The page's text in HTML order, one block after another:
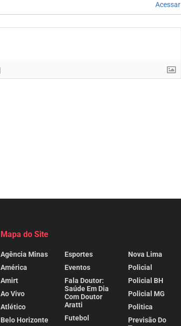
Acessar
Mapa do Site
Agência Minas
América
Amirt
Ao Vivo
Atlético
Belo Horizonte
Esportes
Eventos
Fala Doutor:
Saúde Em Dia
Com Doutor
Aratti
Futebol
Nova Lima
Policial
Policial BH
Policial MG
Politica
Previsão Do